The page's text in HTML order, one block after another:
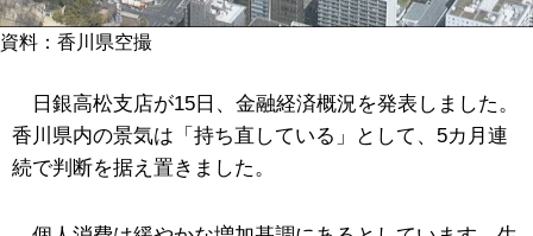
資料：香川県空撮
日銀高松支店が15日、金融経済概況を発表しました。
香川県内の景気は「持ち直している」として、5カ月連
続で判断を据え置きました。